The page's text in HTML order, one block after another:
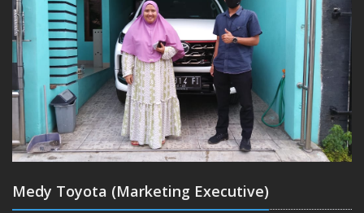
Medy Toyota (Marketing Executive)